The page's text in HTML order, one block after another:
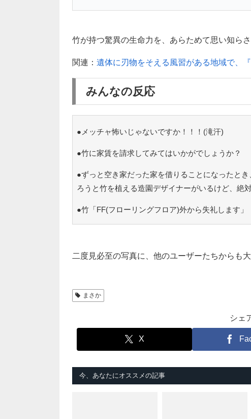
竹が持つ驚異の生命力を、あらためて思い知ら
関連： 遺体に刃物をそえる風習がある地域で、
みんなの反応
●メッチャ怖いじゃないですか！！！(滝汗)
●竹に家賃を請求してみてはいかがでしょうか？
●ずっと空き家だった家を借りることになったと
ろうと竹を植える造園デザイナーがいるけど、絶
●竹「FF(フローリングフロア)外から失礼します」
二度見必至の写真に、他のユーザーたちからも
まさか
シェ
X
今、あなたにオススメの記事